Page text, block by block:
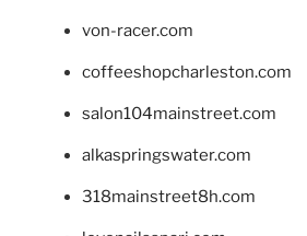
von-racer.com
coffeeshopcharleston.com
salon104mainstreet.com
alkaspringswater.com
318mainstreet8h.com